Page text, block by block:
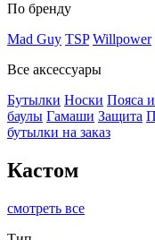
По бренду
Mad Guy TSP Willpower
Все аксессуары
Бутылки Носки Пояса
баулы Гамаши Защита
бутылки на заказ
Кастом
смотреть все